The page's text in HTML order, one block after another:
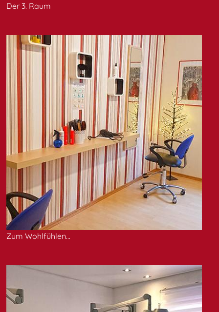
Der 3. Raum
Zum Wohlfühlen...